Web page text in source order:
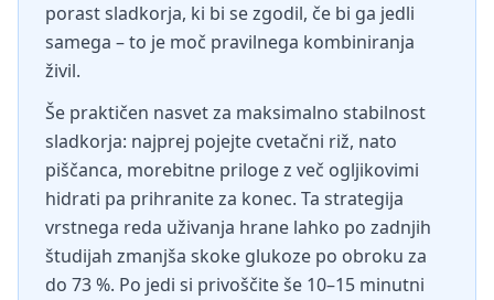
porast sladkorja, ki bi se zgodil, če bi ga jedli
samega – to je moč pravilnega kombiniranja
živil.
Še praktičen nasvet za maksimalno stabilnost
sladkorja: najprej pojejte cvetačni riž, nato
piščanca, morebitne priloge z več ogljikovimi
hidrati pa prihranite za konec. Ta strategija
vrstnega reda uživanja hrane lahko po zadnjih
študijah zmanjša skoke glukoze po obroku za
do 73 %. Po jedi si privoščite še 10–15 minutni